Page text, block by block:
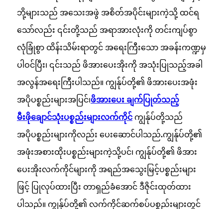
ဘို့များသည် အသေးအဖွဲ အစိတ်အပိုင်းများကဲ့သို့ ထင်ရ
သော်လည်း ၎င်းတို့သည် အရာအားလုံးကို တင်းကျပ်စွာ
လုံခြုံစွာ ထိန်းသိမ်းရာတွင် အရေးကြီးသော အခန်းကဏ္ဍမှ
ပါဝင်ပြီး၊ ၎င်းသည် ဖိအားပေးအိုးကို အသုံးပြုသည့်အခါ
အလွန်အရေးကြီးပါသည်။ ကျွန်ုပ်တို့၏ ဖိအားပေးအဖုံး
အပိုပစ္စည်းများအပြင်၊ဖိအားပေး ချက်ပြုတ်သည့်
မီးဖိုချောင်သုံးပစ္စည်းများလက်ကိုင် ကျွန်ုပ်တို့သည်
အပိုပစ္စည်းများကိုလည်း ပေးဆောင်ပါသည်.ကျွန်ုပ်တို့၏
အဖုံးအစားထိုးပစ္စည်းများကဲ့သို့ပင်၊ ကျွန်ုပ်တို့၏ ဖိအား
ပေးအိုးလက်ကိုင်များကို အရည်အသွေးမြင့်ပစ္စည်းများ
ဖြင့် ပြုလုပ်ထားပြီး တာရှည်ခံအောင် ဒီဇိုင်းထုတ်ထား
ပါသည်။ ကျွန်ုပ်တို့၏ လက်ကိုင်ဆက်စပ်ပစ္စည်းများတွင်